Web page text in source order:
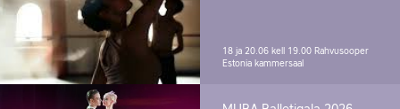
18 ja 20.06 kell 19.00 Rahvusooper
Estonia kammersaal